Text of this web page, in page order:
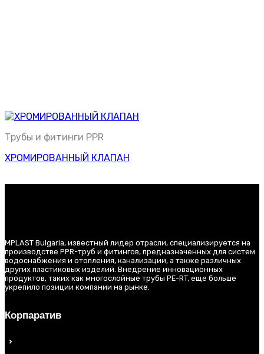
Трубы и фитинги PPR
ХРОМИРОВАННЫЙ КЛАПАН
MPLAST Bulgaria, известный лидер отрасли, специализируется на
производстве PPR-труб и фитингов, предназначенных для систем
водоснабжения и отопления, канализации, а также различных
других пластиковых изделий. Внедрение инновационных
продуктов, таких как многослойные трубы PE-RT, еще больше
укрепило позиции компании на рынке.
Корпаратив